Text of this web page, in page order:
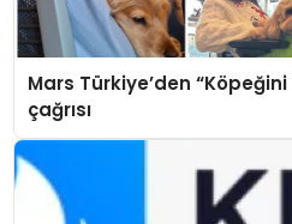
Mars Türkiye’den
çağrısı